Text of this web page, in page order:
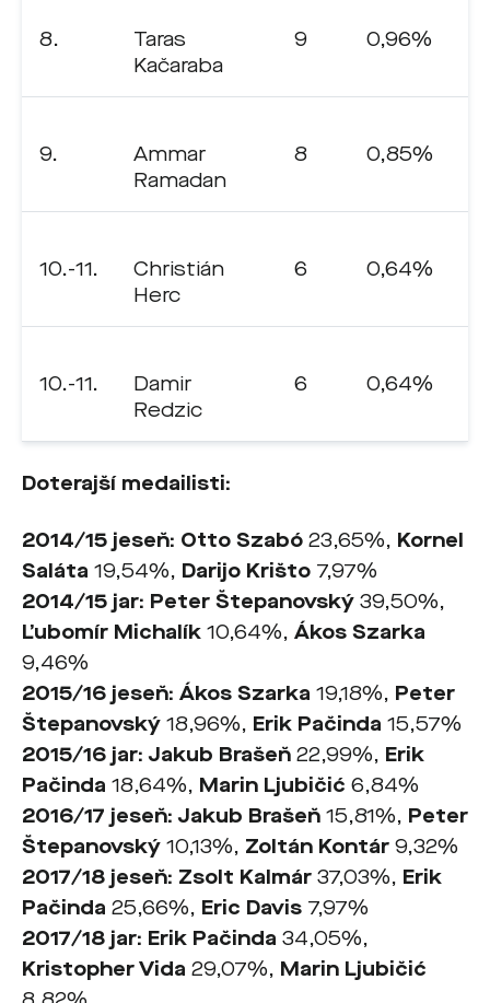
8.
Taras
Kačaraba
9 0,96%
9.
Ammar
Ramadan
8 0,85%
10.-11.
Christián
Herc
6 0,64%
10.-11.
Damir
Redzic
6 0,64%
Doterajší medailisti:
2014/15 jeseň: Otto Szabó 23,65%, Kornel
Saláta 19,54%, Darijo Krišto 7,97%
2014/15 jar: Peter Štepanovský 39,50%,
Ľubomír Michalík 10,64%, Ákos Szarka
9,46%
2015/16 jeseň: Ákos Szarka 19,18%, Peter
Štepanovský 18,96%, Erik Pačinda 15,57%
2015/16 jar: Jakub Brašeň 22,99%, Erik
Pačinda 18,64%, Marin Ljubičić 6,84%
2016/17 jeseň: Jakub Brašeň 15,81%, Peter
Štepanovský 10,13%, Zoltán Kontár 9,32%
2017/18 jeseň: Zsolt Kalmár 37,03%, Erik
Pačinda 25,66%, Eric Davis 7,97%
2017/18 jar: Erik Pačinda 34,05%,
Kristopher Vida 29,07%, Marin Ljubičić